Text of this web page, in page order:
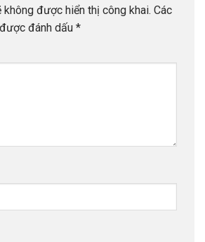
không được hiển thị công khai. Các
đánh dấu *